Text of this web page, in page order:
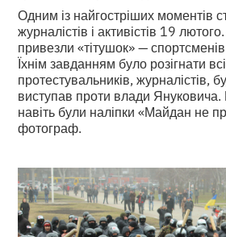
Одним із найгостріших моментів
журналістів і активістів 19
привезли «тітушок» — спортсменів
Їхнім завданням було розігнати
протестувальників, журналістів,
виступав проти влади
навіть були наліпки «Майдан не
фотограф.